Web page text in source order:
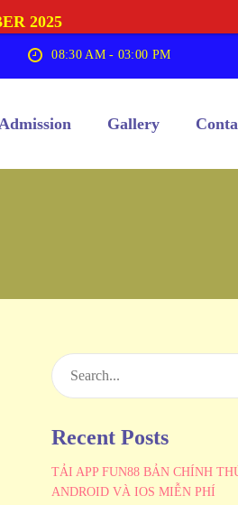
08:30 AM - 03:00 PM
Gallery
Recent Posts
TẢI APP FUN88 BẢN CHÍNH
ANDROID VÀ IOS MIỄN PHÍ
2025